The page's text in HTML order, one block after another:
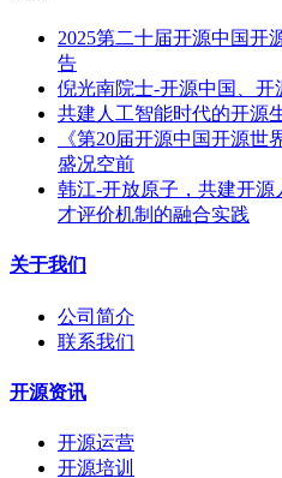
2025第二十届开源中国开
告
倪光南院士-开源中国、开
共建人工智能时代的开源
《第20届开源中国开源
盛况空前
韩江-开放原子，共建开源
才评价机制的融合实践
关于我们
公司简介
联系我们
开源资讯
开源运营
开源培训